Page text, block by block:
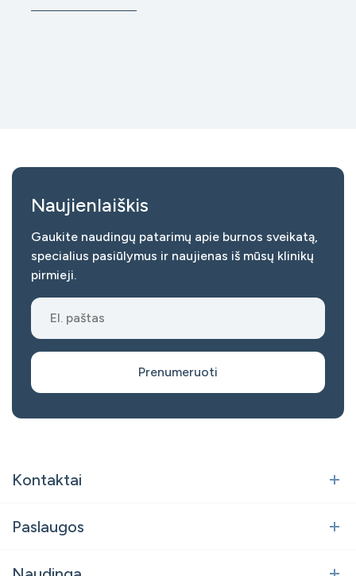
Naujienlaiškis
Gaukite naudingų patarimų apie burnos sveikatą,
specialius pasiūlymus ir naujienas iš mūsų klinikų
pirmieji.
Prenumeruoti
Kontaktai
Vilnius
Paslaugos
Burnos chirurgija